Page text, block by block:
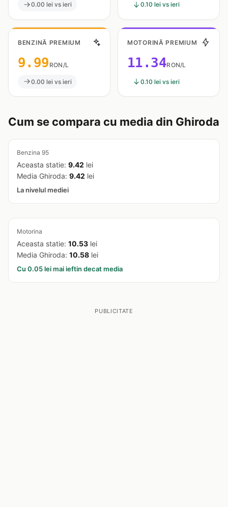
0.00 lei vs ieri 0.10 lei vs ieri
BENZINĂ PREMIUM
9.99 RON/L
0.00 lei vs ieri
MOTORINĂ PREMIUM
11.34RON/L
0.10 lei vs ieri
Cum se compara cu media din Ghiroda
Benzina 95
Aceasta statie: 9.42 lei
Media Ghiroda: 9.42 lei
La nivelul mediei
Motorina
Aceasta statie: 10.53 lei
Media Ghiroda: 10.58 lei
Cu 0.05 lei mai ieftin decat media
PUBLICITATE